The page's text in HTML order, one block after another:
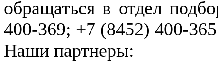
обращаться в отдел
400-369; +7 (8452) 400-365
Наши партнеры: